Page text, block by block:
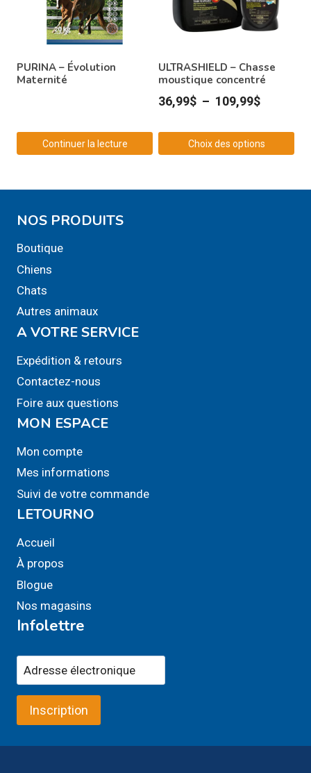
PURINA – Évolution
Maternité
Continuer la lecture
ULTRASHIELD – Chasse
moustique concentré
36,99$ – 109,99$Plage
prix :
36,99$
Choix des options
NOS PRODUITS
Boutique
Chiens
Chats
Autres animaux
A VOTRE SERVICE
Expédition & retours
Contactez-nous
Foire aux questions
MON ESPACE
Mon compte
Mes informations
Suivi de votre commande
LETOURNO
Accueil
À propos
Blogue
Nos magasins
Infolettre
Inscription